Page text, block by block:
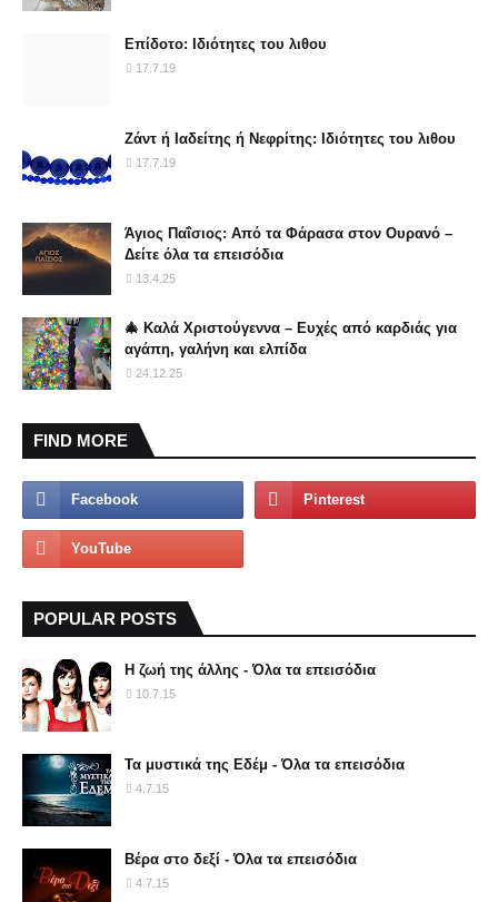
Επίδοτο: Ιδιότητες του λιθου
17.7.19
Ζάντ ή Ιαδείτης ή Νεφρίτης: Ιδιότητες του λιθου
17.7.19
Άγιος Παΐσιος: Από τα Φάρασα στον Ουρανό –
Δείτε όλα τα επεισόδια
13.4.25
🎄 Καλά Χριστούγεννα – Ευχές από καρδιάς για
αγάπη, γαλήνη και ελπίδα
24.12.25
FIND MORE
POPULAR POSTS
Η ζωή της άλλης - Όλα τα επεισόδια
10.7.15
Τα μυστικά της Εδέμ - Όλα τα επεισόδια
4.7.15
Βέρα στο δεξί - Όλα τα επεισόδια
4.7.15